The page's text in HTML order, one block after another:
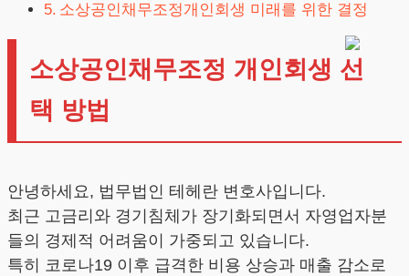
소상공인채무조정개인회생 미래를 위한 결정
소상공인채무조정 개인회생 선
택 방법
안녕하세요, 법무법인 테헤란 변호사입니다.
최근 고금리와 경기침체가 장기화되면서 자영업자분
들의 경제적 어려움이 가중되고 있습니다.
특히 코로나19 이후 급격한 비용 상승과 매출 감소로